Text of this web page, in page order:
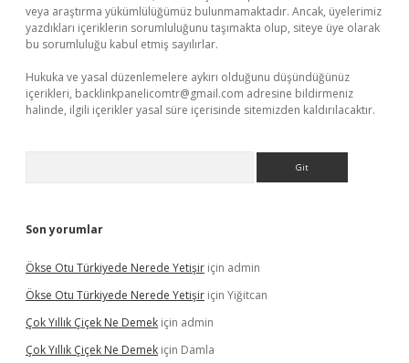
veya araştırma yükümlülüğümüz bulunmamaktadır. Ancak, üyelerimiz
yazdıkları içeriklerin sorumluluğunu taşımakta olup, siteye üye olarak
bu sorumluluğu kabul etmiş sayılırlar.
Hukuka ve yasal düzenlemelere aykırı olduğunu düşündüğünüz
içerikleri, backlinkpanelicomtr@gmail.com adresine bildirmeniz
halinde, ilgili içerikler yasal süre içerisinde sitemizden kaldırılacaktır.
Son yorumlar
Ökse Otu Türkiyede Nerede Yetişir için admin
Ökse Otu Türkiyede Nerede Yetişir için Yiğitcan
Çok Yıllık Çiçek Ne Demek için admin
Çok Yıllık Çiçek Ne Demek için Damla